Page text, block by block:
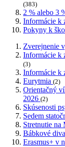
(383)
2 % alebo 3
Informácie k
Pokyny k
Zverejnenie
Informácie k
(3)
Informácie k
Eurytmia (2)
Orientačný
2026 (2)
Skúsenosti
Sedem
Stretnutie na
Bábkové
Erasmus+ v